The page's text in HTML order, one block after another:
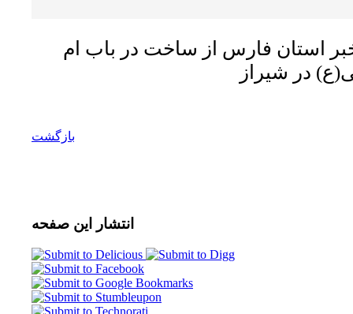
استان فارس از ساخت در باب ام
در شیراز
بازگشت
انتشار این صفحه